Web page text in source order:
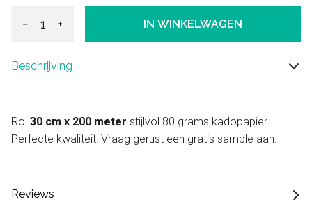
− + IN WINKELWAGEN
Beschrijving
Rol 30 cm x 200 meter stijlvol 80 grams kadopapier .
Perfecte kwaliteit! Vraag gerust een gratis sample aan.
Reviews